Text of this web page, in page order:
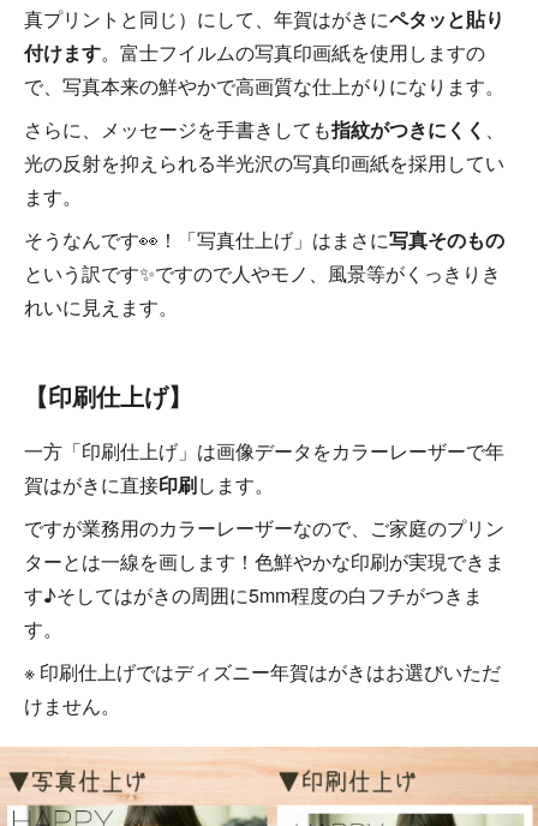
真プリントと同じ）にして、年賀はがきにペタッと貼り
付けます。富士フイルムの写真印画紙を使用しますの
で、写真本来の鮮やかで高画質な仕上がりになります。
さらに、メッセージを手書きしても指紋がつきにくく 、
光の反射を抑えられる半光沢の写真印画紙を採用してい
ます。
そうなんです👀！「写真仕上げ」はまさに写真そのもの
という訳です✨ですので人やモノ、風景等がくっきりき
れいに見えます。
【印刷仕上げ】
一方「印刷仕上げ」は画像データをカラーレーザーで年
賀はがきに直接印刷します。
ですが業務用のカラーレーザーなので、ご家庭のプリン
ターとは一線を画します！色鮮やかな印刷が実現できま
す♪そしてはがきの周囲に5mm程度の白フチがつきま
す。
※ 印刷仕上げではディズニー年賀はがきはお選びいただ
けません。